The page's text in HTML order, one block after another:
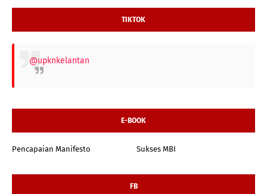
TIKTOK
@upknkelantan
E-BOOK
Pencapaian Manifesto Sukses MBI
FB